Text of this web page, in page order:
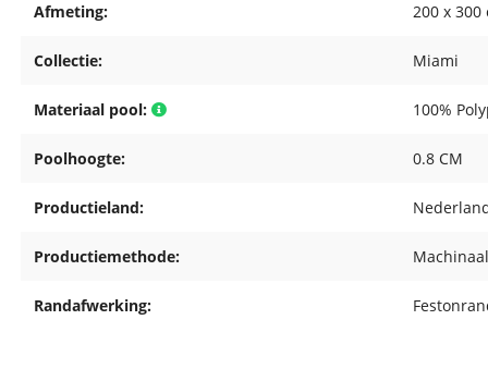
Afmeting: 200 x 300
Collectie: Miami
Materiaal pool: 100%
Poolhoogte: 0.8 CM
Productieland:
Productiemethode:
Randafwerking: